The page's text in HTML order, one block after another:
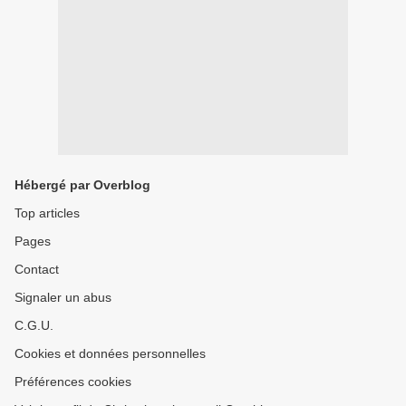
Hébergé par Overblog
Top articles
Pages
Contact
Signaler un abus
C.G.U.
Cookies et données personnelles
Préférences cookies